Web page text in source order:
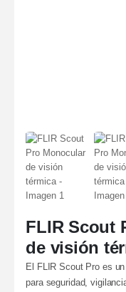
FLIR Scout
de visión
El FLIR Scout Pro es
para seguridad,